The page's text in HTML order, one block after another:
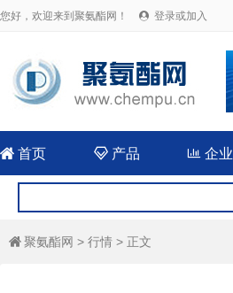
您好，欢迎来到聚氨酯网！  登录或加入
 首页 产品  企业
 聚氨酯网 > 行情 > 正文